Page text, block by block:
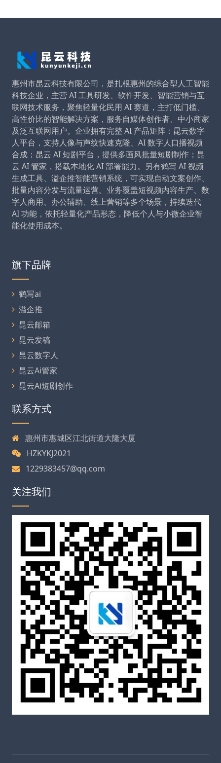
惠州市昆云科技有限公司，是扎根惠州的综合型人工智能
科技企业，主营 AI 工具研发、软件开发、智能营销与互
联网技术服务，聚焦轻量化民用 AI 赛道，主打低门槛、
高性价比的智能解决方案，服务自媒体创作者、中小商家
及泛互联网用户。企业拥有完整 AI 产品矩阵：昆云数字
人平台，支持人像与声纹快速克隆、AI 数字人口播视频
合成；昆云 AI 短剧平台，提供多画风批量短剧制作；昆
云 AI 管家，搭载本地化 AI 部署能力。另有鹤写 AI 视频
生成工具、溢企推智能营销系统，可实现自动文案创作、
批量内容分发与流量运营。业务覆盖短视频内容生产、数
字人商用、办公辅助、线上营销等多个场景，持续迭代
AI 功能，依托轻量化产品形态，降低个人与小微企业智
能化使用成本。
旗下品牌
鹤写ai
溢企推
昆云邮箱
昆云发稿
昆云数字人
昆云Ai管家
昆云Ai短剧创作
联系方式
惠州市惠城区江北街道大隆大厦
HZKYKJ2021
1229383457@qq.com
关注我们